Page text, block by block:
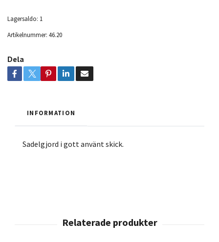
Lagersaldo: 1
Artikelnummer: 46.20
Dela
INFORMATION
Sadelgjord i gott använt skick.